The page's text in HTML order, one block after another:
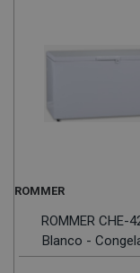
ROMMER
ROMMER CHE-
Blanco -
Horizontal